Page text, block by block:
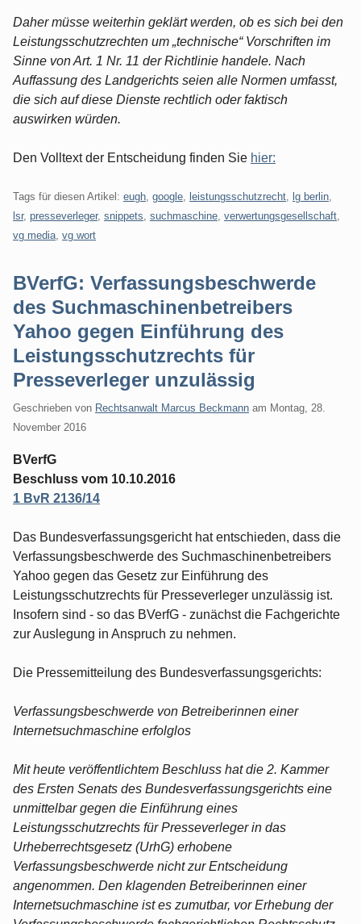
Daher müsse weiterhin geklärt werden, ob es sich bei den
Leistungsschutzrechten um „technische“ Vorschriften im
Sinne von Art. 1 Nr. 11 der Richtlinie handele. Nach
Auffassung des Landgerichts seien alle Normen umfasst,
die sich auf diese Dienste rechtlich oder faktisch
auswirken würden.
Den Volltext der Entscheidung finden Sie hier:
Tags für diesen Artikel: eugh google leistungsschutzrecht lg berlin
lsr, presseverleger, snippets suchmaschine verwertungsgesellschaft
vg media vg wort
BVerfG: Verfassungsbeschwerde
des Suchmaschinenbetreibers
Yahoo gegen Einführung des
Leistungsschutzrechts für
Presseverleger unzulässig
Geschrieben von Rechtsanwalt Marcus Beckmann am Montag, 28.
November 2016
BVerfG
Beschluss vom 10.10.2016
1 BvR 2136/14
Das Bundesverfassungsgericht hat entschieden, dass die
Verfassungsbeschwerde des Suchmaschinenbetreibers
Yahoo gegen das Gesetz zur Einführung des
Leistungsschutzrechts für Presseverleger unzulässig ist.
Insofern sind - so das BVerfG - zunächst die Fachgerichte
zur Auslegung in Anspruch zu nehmen.
Die Pressemitteilung des Bundesverfassungsgerichts:
Verfassungsbeschwerde von Betreiberinnen einer
Internetsuchmaschine erfolglos
Mit heute veröffentlichtem Beschluss hat die 2. Kammer
des Ersten Senats des Bundesverfassungsgerichts eine
unmittelbar gegen die Einführung eines
Leistungsschutzrechts für Presseverleger in das
Urheberrechtsgesetz (UrhG) erhobene
Verfassungsbeschwerde nicht zur Entscheidung
angenommen. Den klagenden Betreiberinnen einer
Internetsuchmaschine ist es zumutbar, vor Erhebung der